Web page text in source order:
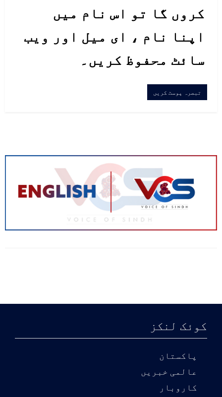
کروں گا تو اس نام میں
اپنا نام ، ای میل اور ویب
سائٹ محفوظ کریں۔
کوئک لنکز
پاکستان
عالمی خبریں
کاروبار